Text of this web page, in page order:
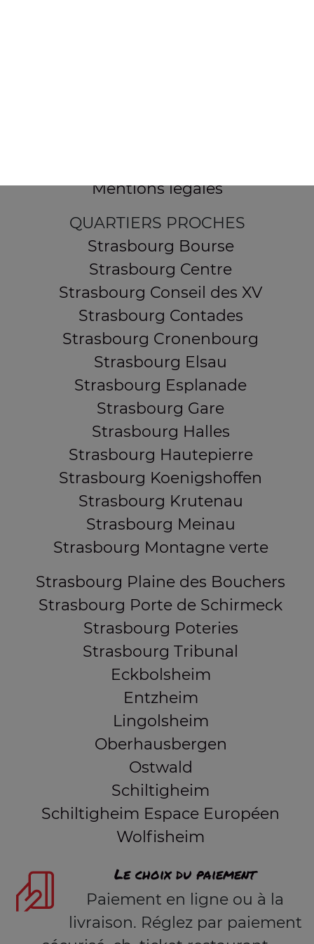
Mentions légales
QUARTIERS PROCHES
Strasbourg Bourse
Strasbourg Centre
Strasbourg Conseil des XV
Strasbourg Contades
Strasbourg Cronenbourg
Strasbourg Elsau
Strasbourg Esplanade
Strasbourg Gare
Strasbourg Halles
Strasbourg Hautepierre
Strasbourg Koenigshoffen
Strasbourg Krutenau
Strasbourg Meinau
Strasbourg Montagne verte
Strasbourg Plaine des Bouchers
Strasbourg Porte de Schirmeck
Strasbourg Poteries
Strasbourg Tribunal
Eckbolsheim
Entzheim
Lingolsheim
Oberhausbergen
Ostwald
Schiltigheim
Schiltigheim Espace Européen
Wolfisheim
Le choix du paiement
Paiement en ligne ou à la
livraison. Réglez par paiement